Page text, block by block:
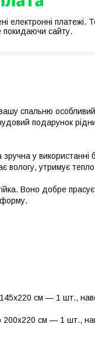
електронні платежі.
покидаючи сайту.
спальню
подарунок
у
вологу, утримує
Воно добре
форму.
см — 1 шт.,
см — 1 шт.,